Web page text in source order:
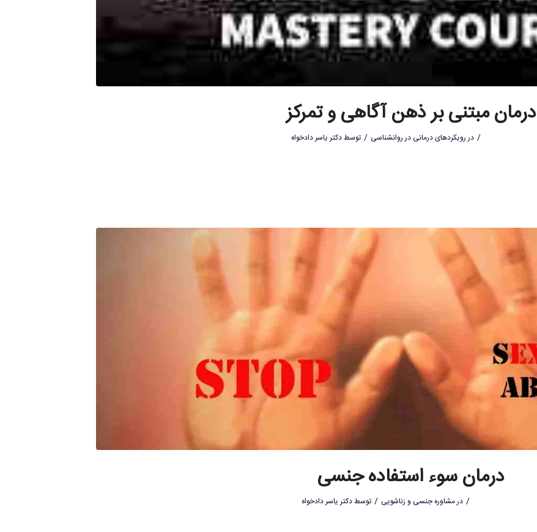
درمان مبتنی بر ذهن آگاهی و تمرکز
/ دررویکردهای درمانی در روانشناسی / توسطدکتر یاسر دادخواه
درمان سوء استفاده جنسی
/ درمشاوره جنسی و زناشویی / توسطدکتر یاسر دادخواه